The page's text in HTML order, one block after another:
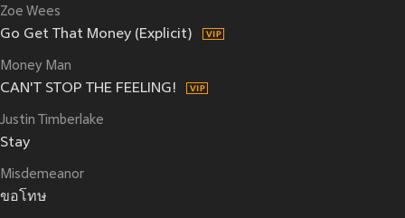
Zoe Wees
Go Get That Money (Explicit)
Money Man
CAN'T STOP THE FEELING!
Justin Timberlake
Stay
Misdemeanor
ขอโทษ